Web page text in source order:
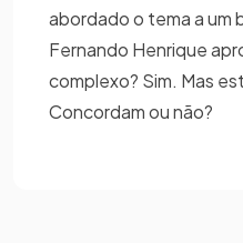
abordado o tema a um
Fernando Henrique
complexo? Sim. Mas
Concordam ou não?